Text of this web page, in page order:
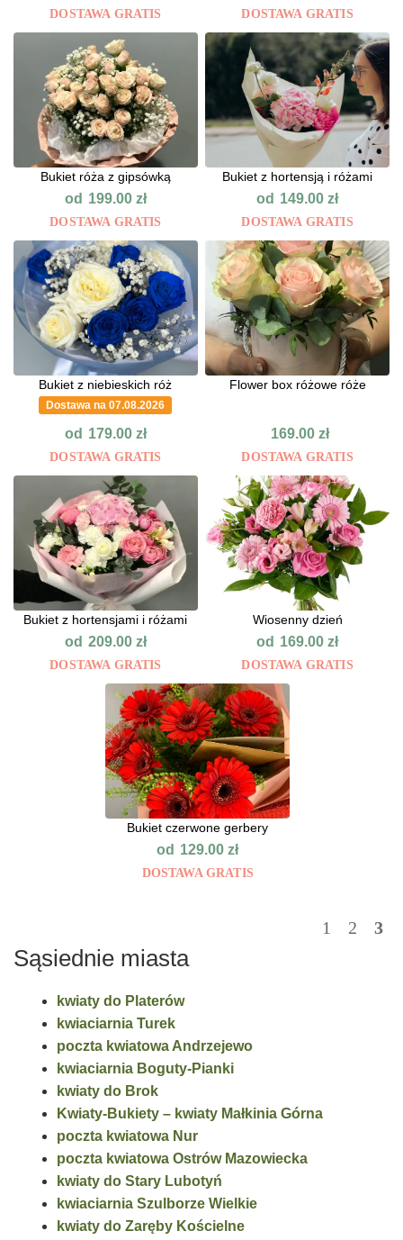
DOSTAWA GRATIS DOSTAWA GRATIS
Bukiet róża z gipsówką
od 199.00 zł
DOSTAWA GRATIS
Bukiet z hortensją i różami
od 149.00zł
DOSTAWA GRATIS
Bukiet z niebieskich róż
Dostawa na 07.08.2026
od 179.00 zł
DOSTAWA GRATIS
Flower box różowe róże
169.00zł
DOSTAWA GRATIS
Bukiet z hortensjami i różami
od 209.00 zł
DOSTAWA GRATIS
Wiosenny dzień
od 169.00zł
DOSTAWA GRATIS
Bukiet czerwone gerbery
od 129.00zł
DOSTAWA GRATIS
1 2 3
Sąsiednie miasta
kwiaty do Platerów
kwiaciarnia Turek
poczta kwiatowa Andrzejewo
kwiaciarnia Boguty-Pianki
kwiaty do Brok
Kwiaty-Bukiety – kwiaty Małkinia Górna
poczta kwiatowa Nur
poczta kwiatowa Ostrów Mazowiecka
kwiaty do Stary Lubotyń
kwiaciarnia Szulborze Wielkie
kwiaty do Zaręby Kościelne